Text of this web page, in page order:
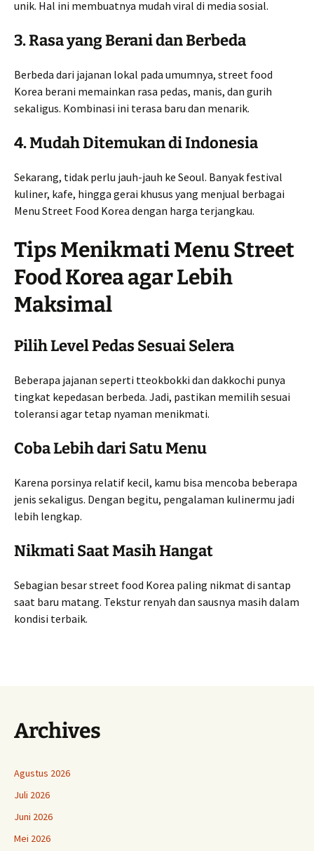
unik. Hal ini membuatnya mudah viral di media sosial.
3. Rasa yang Berani dan Berbeda
Berbeda dari jajanan lokal pada umumnya, street food
Korea berani memainkan rasa pedas, manis, dan gurih
sekaligus. Kombinasi ini terasa baru dan menarik.
4. Mudah Ditemukan di Indonesia
Sekarang, tidak perlu jauh-jauh ke Seoul. Banyak festival
kuliner, kafe, hingga gerai khusus yang menjual berbagai
Menu Street Food Korea dengan harga terjangkau.
Tips Menikmati Menu Street
Food Korea agar Lebih
Maksimal
Pilih Level Pedas Sesuai Selera
Beberapa jajanan seperti tteokbokki dan dakkochi punya
tingkat kepedasan berbeda. Jadi, pastikan memilih sesuai
toleransi agar tetap nyaman menikmati.
Coba Lebih dari Satu Menu
Karena porsinya relatif kecil, kamu bisa mencoba beberapa
jenis sekaligus. Dengan begitu, pengalaman kulinermu jadi
lebih lengkap.
Nikmati Saat Masih Hangat
Sebagian besar street food Korea paling nikmat di santap
saat baru matang. Tekstur renyah dan sausnya masih dalam
kondisi terbaik.
Archives
Agustus 2026
Juli 2026
Juni 2026
Mei 2026